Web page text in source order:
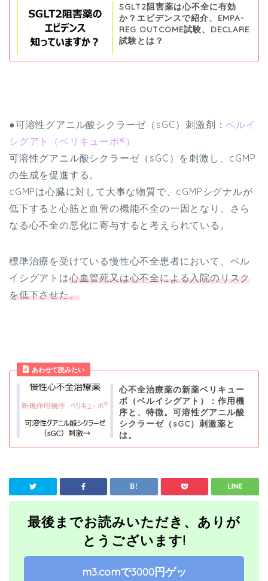
SGLT2阻害薬は心不全に有効
か？エビデンスで紹介、EMPA-
REG OUTCOME試験、DECLARE
試験とは？
●可溶性グアニル酸シクラーゼ（sGC）刺激剤：ベルイ
シグアト（ベリキューボ®）
可溶性グアニル酸シクラーゼ（sGC）を刺激し、cGMP
の生成を促進する。
cGMPは心臓に対して大事な物質で、cGMPシグナルが
低下すると心筋と血管の機能不全の一因となり、さら
なる心不全の悪化に寄与すると考えられている。
標準治療を受けている慢性心不全患者において、ベル
イシグアトは心血管死又は心不全による入院のリスク
を低下させた。
あわせて読みたい
心不全治療薬の新薬ベリキュー
ボ（ベルイシグアト）：作用機
序と、特徴。可溶性グアニル酸
シクラーゼ（sGC）刺激薬と
は。
最後までお読みいただき、ありが
とうございます!
m3.comで3000円ゲッ